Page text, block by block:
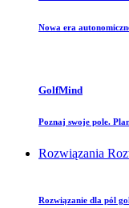
Nowa era
GolfMind
Poznaj swoje pole.
Rozwiązania
Rozwiązanie dla pól